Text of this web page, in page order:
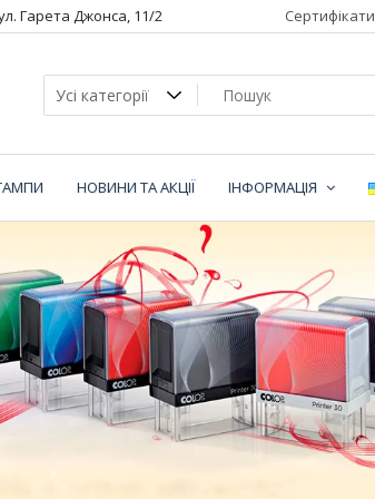
Гарета Джонса, 11/2 Сертифікати
НОВИНИ ТА АКЦІЇ ІНФОРМАЦІЯ